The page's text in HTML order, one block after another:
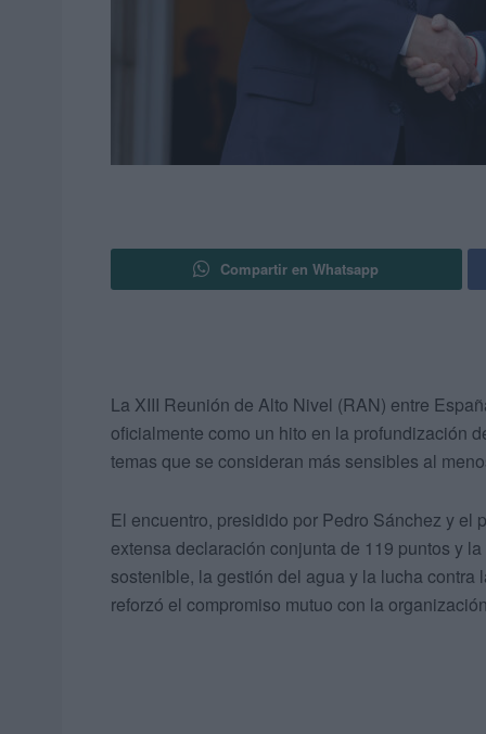
Compartir en Whatsapp
La XIII Reunión de Alto Nivel (RAN) entre
oficialmente como un hito en la profundización
temas que se consideran más sensibles al
El encuentro, presidido por Pedro Sánchez y el
extensa declaración conjunta de 119 puntos y
sostenible, la gestión del agua y la lucha
reforzó el compromiso mutuo con la